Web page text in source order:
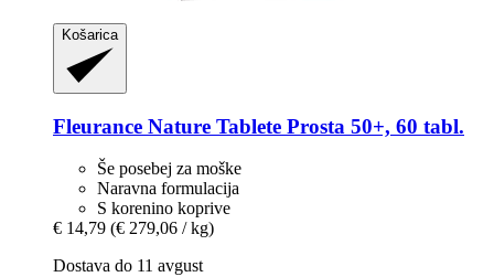
Košarica
Fleurance Nature Tablete Prosta 50+, 60 tabl.
Še posebej za moške
Naravna formulacija
S korenino koprive
€ 14,79 (€ 279,06 / kg)
Dostava do 11 avgust